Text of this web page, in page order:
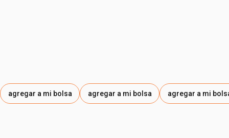
agregar a mi bolsa agregar a mi bolsa agregar a mi